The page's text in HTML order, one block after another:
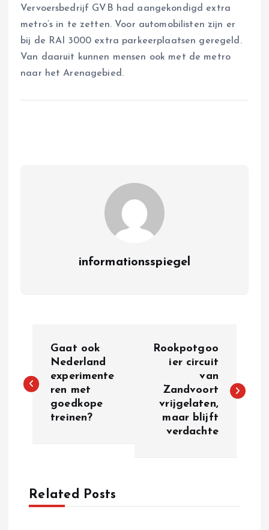
Vervoersbedrijf GVB had aangekondigd extra
metro’s in te zetten. Voor automobilisten zijn er
bij de RAI 3000 extra parkeerplaatsen geregeld.
Van daaruit kunnen mensen ook met de metro
naar het Arenagebied.
informationsspiegel
s
a
v
Gaat ook
Nederland
experimente
ren met
goedkope
treinen?
Rookpotgoo
ier circuit
van
Zandvoort
vrijgelaten,
maar blijft
verdachte
Related Posts